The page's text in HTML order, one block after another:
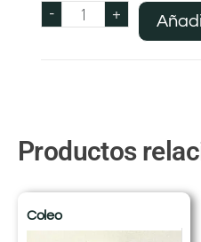
- +
Productos
Coleo